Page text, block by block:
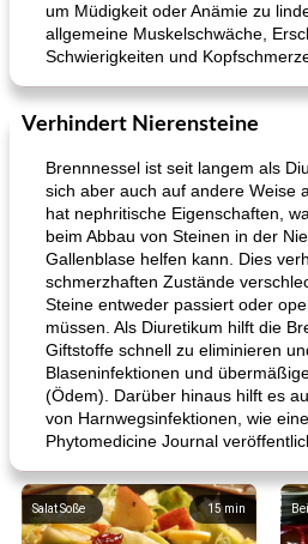
um Müdigkeit oder Anämie zu
allgemeine Muskelschwäche,
Schwierigkeiten und
Verhindert Nierensteine
Brennnessel ist seit langem als
sich aber auch auf andere Weise
hat nephritische Eigenschaften,
beim Abbau von Steinen in der
Gallenblase helfen kann. Dies
schmerzhaften Zustände
Steine ​​entweder passiert oder
müssen. Als Diuretikum hilft die
Giftstoffe schnell zu eliminieren
Blaseninfektionen und
(Ödem). Darüber hinaus hilft es
von Harnwegsinfektionen, wie
Phytomedicine Journal
15min
Salat Soße